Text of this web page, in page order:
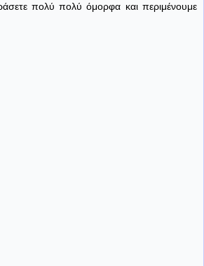
πολύ πολύ όμορφα και περιμένουμε